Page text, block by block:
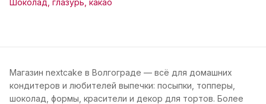
Шоколад, глазурь, какао
Магазин nextcake в Волгограде — всё для домашних
кондитеров и любителей выпечки: посыпки, топперы,
шоколад, формы, красители и декор для тортов. Более